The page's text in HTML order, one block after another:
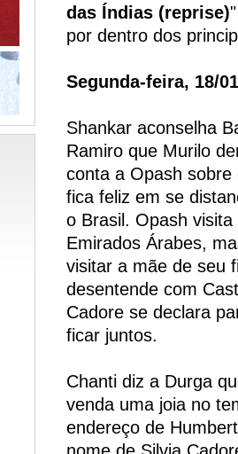
das Índias (reprise)
por dentro dos
Segunda-feira, 18/
Shankar aconselha
Ramiro que Murilo
conta a Opash
fica feliz em se
o Brasil. Opash
Emirados Árabes,
visitar a mãe de seu
desentende com
Cadore se declara
ficar juntos.
Chanti diz a Durga
venda uma joia no
endereço de
nome de Silvia